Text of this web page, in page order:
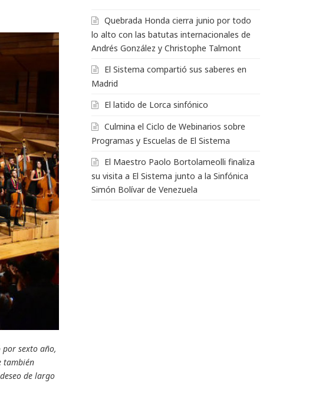
sexto año,
también
de largo
Quebrada Honda cierra junio por todo
lo alto con las batutas internacionales de
Andrés González y Christophe Talmont
El Sistema compartió sus saberes en
Madrid
El latido de Lorca sinfónico
Culmina el Ciclo de Webinarios sobre
Programas y Escuelas de El Sistema
El Maestro Paolo Bortolameolli finaliza
su visita a El Sistema junto a la Sinfónica
Simón Bolívar de Venezuela